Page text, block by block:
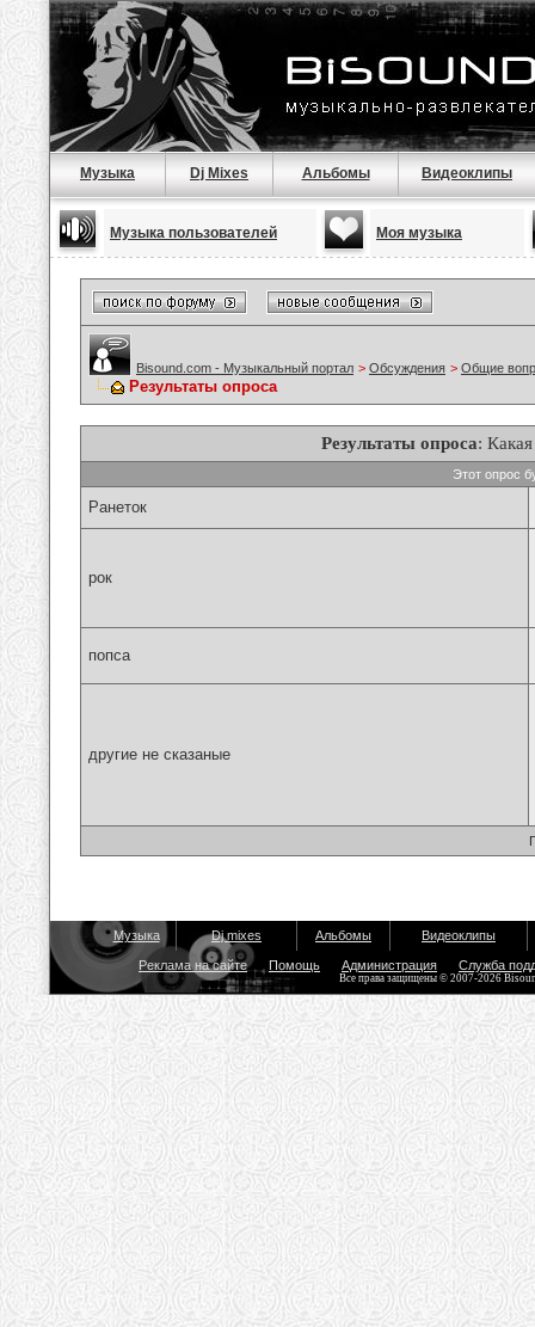
Музыка Dj Mixes Альбомы Видеоклипы
Музыка пользователей Моя музыка
Bisound.com - Музыкальный портал > Обсуждения > Общие
Результаты опроса
Результаты опроса:
Этот опрос
Ранеток
рок
попса
другие не сказаные
Музыка Dj mixes Альбомы Видеоклипы
Реклама на сайте Помощь Администрация Служба
Все права защищены © 2007-2026